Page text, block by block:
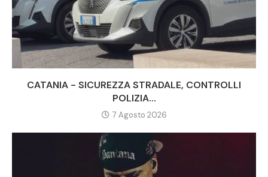
CATANIA - SICUREZZA STRADALE, CONTROLLI
POLIZIA...
7 Agosto 2026